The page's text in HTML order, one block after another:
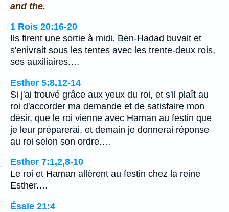
and the.
1 Rois 20:16-20
Ils firent une sortie à midi. Ben-Hadad buvait et
s'enivrait sous les tentes avec les trente-deux rois,
ses auxiliaires.…
Esther 5:8,12-14
Si j'ai trouvé grâce aux yeux du roi, et s'il plaît au
roi d'accorder ma demande et de satisfaire mon
désir, que le roi vienne avec Haman au festin que
je leur préparerai, et demain je donnerai réponse
au roi selon son ordre.…
Esther 7:1,2,8-10
Le roi et Haman allèrent au festin chez la reine
Esther.…
Ésaïe 21:4